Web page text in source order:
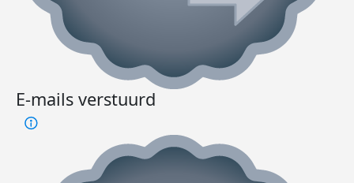
E-mails verstuurd